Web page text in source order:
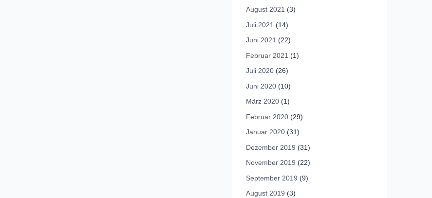
August 2021 (3)
Juli 2021 (14)
Juni 2021 (22)
Februar 2021 (1)
Juli 2020 (26)
Juni 2020 (10)
März 2020 (1)
Februar 2020 (29)
Januar 2020 (31)
Dezember 2019 (31)
November 2019 (22)
September 2019 (9)
August 2019 (3)